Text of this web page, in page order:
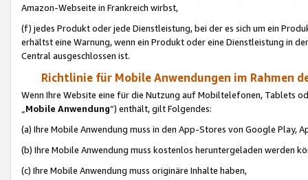
Amazon-Webseite in Frankreich wirbst,
(f) jedes Produkt oder jede Dienstleistung, bei der es sich um ein
erhältst eine Warnung, wenn ein Produkt oder eine Dienstleistung in
Central ausgeschlossen ist.
Richtlinie für Mobile Anwendungen im Rahmen
Wenn Ihre Website eine für die Nutzung auf Mobiltelefonen, Tablets
„Mobile Anwendung“) enthält, gilt Folgendes:
(a) Ihre Mobile Anwendung muss in den App-Stores von Google Play,
(b) Ihre Mobile Anwendung muss kostenlos heruntergeladen werden
(c) Ihre Mobile Anwendung muss originäre Inhalte haben,